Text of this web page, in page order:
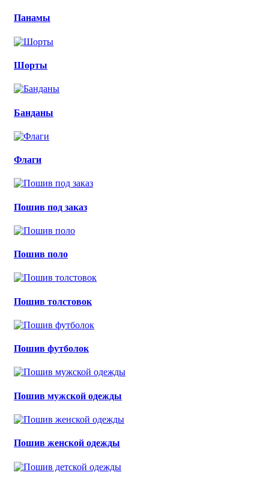
Панамы
Шорты
Банданы
Флаги
Пошив под заказ
Пошив поло
Пошив толстовок
Пошив футболок
Пошив мужской одежды
Пошив женской одежды